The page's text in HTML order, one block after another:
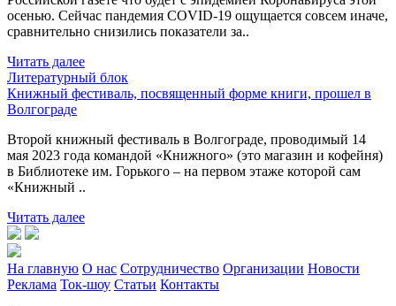
осенью. Сейчас пандемия COVID-19 ощущается совсем иначе,
сравнительно снизились показатели за..
Читать далее
Литературный блок
Книжный фестиваль, посвященный форме книги, прошел в
Волгограде
Второй книжный фестиваль в Волгограде, проводимый 14
мая 2023 года командой «Книжного» (это магазин и кофейня)
в Библиотеке им. Горького – на первом этаже которой сам
«Книжный ..
Читать далее
На главную О нас Сотрудничество Организации Новости
Реклама Ток-шоу Статьи Контакты